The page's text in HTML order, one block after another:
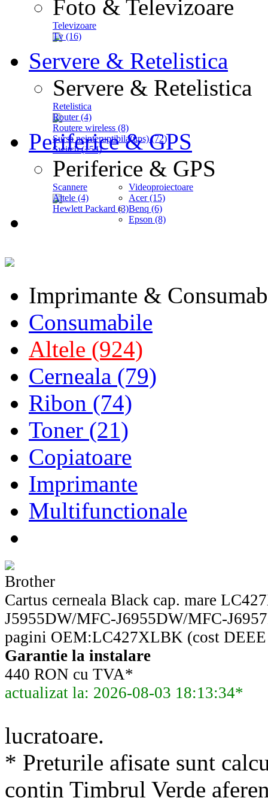
Foto & Televizoare
Televizoare
Tv (16)
Servere & Retelistica
Servere & Retelistica
Retelistica
Router (4)
Routere wireless (8)
Sursa neinteruptibila(ups) (72)
Switch (154)
Periferice & GPS
Periferice & GPS
Scannere
Altele (4)
Hewlett Packard (3)
Videoproiectoare
Acer (15)
Benq (6)
Epson (8)
Imprimante &
Consumabile
Altele (924)
Cerneala (79)
Ribon (74)
Toner (21)
Copiatoare
Imprimante
Multifunctionale
Brother
Cartus cerneala Black cap. mare
J5955DW/MFC-J6955DW/MFC-
pagini OEM:LC427XLBK (cost
Garantie la instalare
440 RON cu TVA*
actualizat la: 2026-08-03 18:13:34*
lucratoare.
* Preturile afisate sunt
contin Timbrul Verde